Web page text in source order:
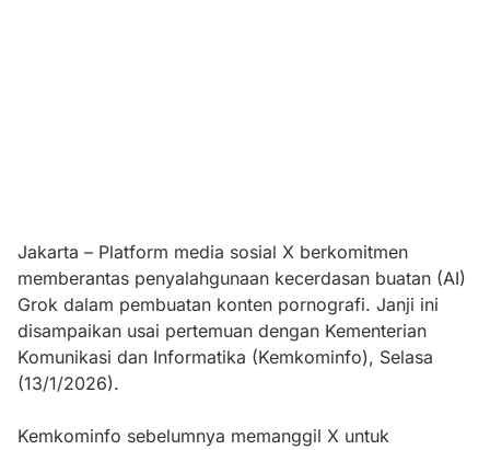
Jakarta – Platform media sosial X berkomitmen
memberantas penyalahgunaan kecerdasan buatan (AI)
Grok dalam pembuatan konten pornografi. Janji ini
disampaikan usai pertemuan dengan Kementerian
Komunikasi dan Informatika (Kemkominfo), Selasa
(13/1/2026).
Kemkominfo sebelumnya memanggil X untuk